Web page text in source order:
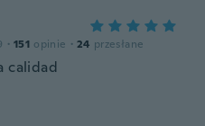
· 151 opinie · 24 przesłane
calidad